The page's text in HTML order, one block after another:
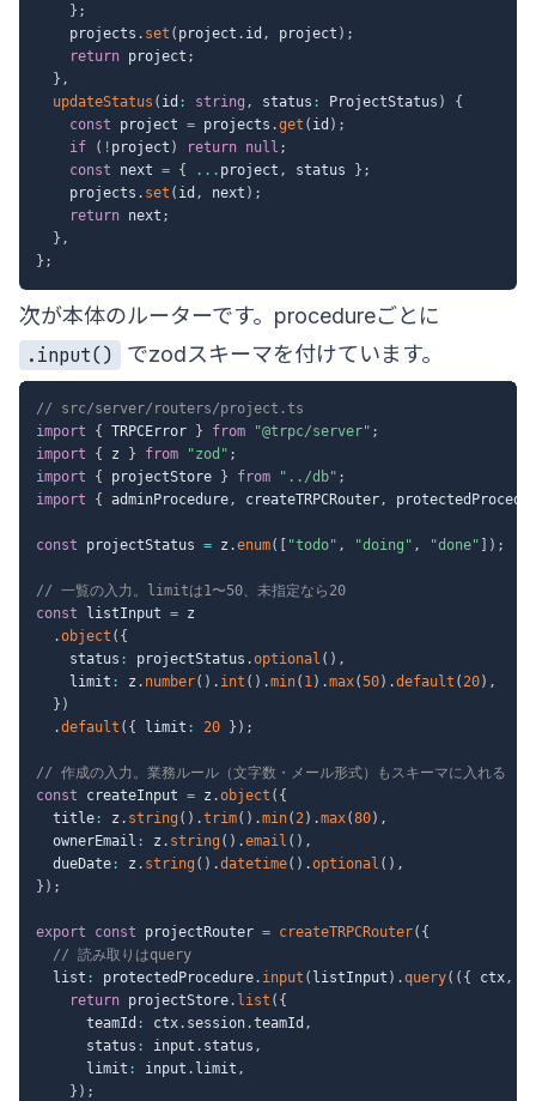
} ;
    projects
. set ( project . id , project ) ;
return project ;
} ,
updateStatus ( id : string , status : ProjectStatus )
{
const project = projects .get ( id ) ;
if
( ! project ) return null ;
const next = { ... project , status } ;
    projects
. set ( id , next ) ;
return next ;
} ,
} ;
次が本体のルーターです。procedureごとに
.input()
でzodスキーマを付けています。
// src/server/routers/project.ts
import
{ TRPCError } from "@trpc/server" ;
import
{ z } from "zod" ;
import
{ projectStore } from "../db" ;
import
{ adminProcedure, createTRPCRouter,
const projectStatus = z .enum( "todo" , "doing" , "done" ) ;
// 一覧の入力。limitは1〜50、未指定なら20
const listInput = z
.object ( {
    status
: projectStatus .optional ( ) ,
    limit
: z . number( ) . int ( ) .min( 1) .max(50) .default ( 20) ,
} )
.default ( { limit : 20 } ) ;
// 作成の入力。業務ルール（文字数・メール形式）もスキーマに入れる
const createInput = z .object ( {
  title
: z . string ( ) .trim( ) .min( 2) .max(80) ,
  ownerEmail
: z . string ( ) .email ( ) ,
  dueDate
: z . string ( ) .datetime( ) .optional ( ) ,
} ) ;
export const projectRouter = createTRPCRouter( {
// 読み取りはquery
  list
: protectedProcedure. input ( listInput ) .query( ( { ctx,
return projectStore. list ( {
      teamId
: ctx. session.teamId ,
      status
: input . status ,
      limit
: input . limit ,
} ) ;